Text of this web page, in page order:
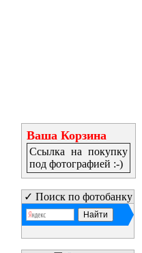
Ваша Корзина
Ссылка на покупку
под фотографией :-)
✓ Поиск по фотобанку